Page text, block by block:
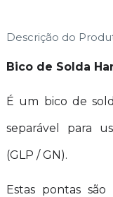
Descrição do
Bico de Solda
É um bico de
separável para
(GLP / GN).
Estas pontas